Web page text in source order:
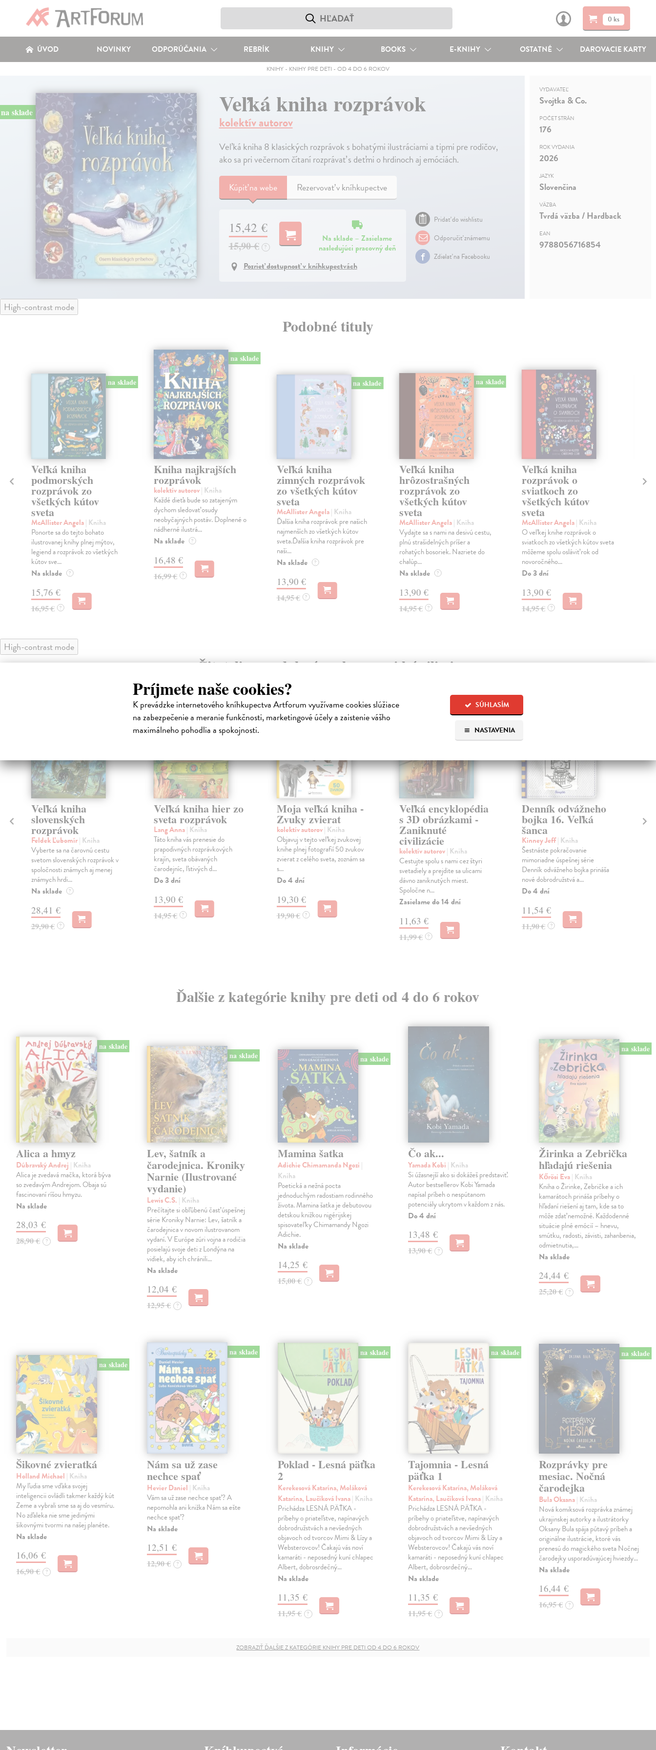
Príjmete naše cookies?
K prevádzke internetového kníhkupectva Artforum využívame cookies slúžiace
na zabezpečenie a meranie funkčnosti, marketingové účely a zaistenie vášho
maximálneho pohodlia a spokojnosti.
SÚHLASÍM
NASTAVENIA
0 ks
ÚVOD NOVINKY ODPORÚČANIA REBRÍK KNIHY BOOKS E-KNIHY OSTATNÉ DAROVACIE KARTY
KNIHY- KNIHY PRE DETI - OD 4 DO 6 ROKOV
na sklade Veľká kniha rozprávok
kolektív autorov
Veľká kniha 8 klasických rozprávok s bohatými ilustráciami a tipmi pre rodičov,
ako sa pri večernom čítaní rozprávať s deťmi o hrdinoch aj emóciách.
Kúpiťna webe Rezervovať v kníhkupectve
15,42 €
15,90 € ?
Na sklade – Zasielame
nasledujúci pracovný deň
Pozrieť dostupnosť v kníhkupectvách
Pridať do wishlistu
Odporučiť známemu
Zdielať na Facebooku
VYDAVATEĽ
Svojtka & Co.
POČET STRÁN
176
ROK VYDANIA
2026
JAZYK
Slovenčina
VÄZBA
Tvrdá väzba / Hardback
EAN
9788056716854
High-contrast mode
Podobné tituly
na sklade
Veľká kniha
podmorských
rozprávok zo
všetkých kútov
sveta
McAllister Angela| Kniha
Ponorte sa do tejto bohato
ilustrovanej knihy plnej mýtov,
legiend a rozprávok zo všetkých
kútov sve...
Na sklade ?
15,76 €
16,95 € ?
na sklade
Kniha najkrajších
rozprávok
kolektív autorov| Kniha
Každé dieťa bude so zatajeným
dychom sledovať osudy
neobyčajných postáv. Doplnené o
nádherné ilustrá...
Na sklade ?
16,48 €
16,99 € ?
na sklade
Veľká kniha
zimných rozprávok
zo všetkých kútov
sveta
McAllister Angela| Kniha
Ďalšia kniha rozprávok pre našich
najmenších zo všetkých kútov
sveta.Ďalšia kniha rozprávok pre
naši...
Na sklade ?
13,90 €
14,95 € ?
na sklade
Veľká kniha
hrôzostrašných
rozprávok zo
všetkých kútov
sveta
McAllister Angela| Kniha
Vydajte sa s nami na desivú cestu,
plnú strašidelných príšer a
rohatých bosoriek. Nazriete do
chalúp...
Na sklade ?
13,90 €
14,95 € ?
Veľká kniha
rozprávok o
sviatkoch zo
všetkých kútov
sveta
McAllister Angela| Kniha
O veľkej knihe rozprávok o
sviatkoch zo všetkých kútov sveta
môžeme spolu osláviť rok od
novoročného...
Do 3 dní
13,90 €
14,95 € ?
High-contrast mode
Čitatelia s podobným vkusom si kúpili aj:
na sklade
Veľká kniha
slovenských
rozprávok
Feldek Ľubomír| Kniha
Vyberte sa na čarovnú cestu
svetom slovenských rozprávok v
spoločnosti známych aj menej
známych hrdi...
Na sklade ?
28,41 €
29,90 € ?
Veľká kniha hier zo
sveta rozprávok
Lang Anna| Kniha
Táto kniha vás prenesie do
prapodivných rozprávkových
krajín, sveta obávaných
čarodejníc, ľstivých d...
Do 3 dní
13,90 €
14,95 € ?
Moja veľká kniha -
Zvuky zvierat
kolektív autorov| Kniha
Objavuj v tejto veľkej zvukovej
knihe plnej fotografií 50 zvukov
zvierat z celého sveta, zoznám sa
s...
Do 4 dní
19,30 €
19,90 € ?
Veľká encyklopédia
s 3D obrázkami -
Zaniknuté
civilizácie
kolektív autorov| Kniha
Cestujte spolu s nami cez štyri
svetadiely a prejdite sa ulicami
dávno zaniknutých miest.
Spoločne n...
Zasielame do 14 dní
11,63 €
11,99 € ?
Denník odvážneho
bojka 16. Veľká
šanca
Kinney Jeff| Kniha
Šestnáste pokračovanie
mimoriadne úspešnej série
Denník odvážneho bojka prináša
nové dobrodružstvá a...
Do 4 dní
11,54 €
11,90 € ?
Ďalšie z kategórie knihy pre deti od 4 do 6 rokov
na sklade
Alica a hmyz
Dúbravský Andrej | Kniha
Alica je zvedavá mačka, ktorá býva
so zvedavým Andrejom. Obaja sú
fascinovaní ríšou hmyzu.
Na sklade
28,03 €
28,90 € ?
na sklade
Lev, šatník a
čarodejnica. Kroniky
Narnie (Ilustrované
vydanie)
Lewis C.S. | Kniha
Prečítajte si obľúbenú časť úspešnej
série Kroniky Narnie: Lev, šatník a
čarodejnica v novom ilustrovanom
vydaní. V Európe zúri vojna a rodičia
posielajú svoje deti z Londýna na
vidiek, aby ich chránili…
Na sklade
12,04 €
12,95 € ?
na sklade
Mamina šatka
Adichie Chimamanda Ngozi |
Kniha
Poetická a nežná pocta
jednoduchým radostiam rodinného
života. Mamina šatka je debutovou
detskou knižkou nigérijskej
spisovateľky Chimamandy Ngozi
Adichie.
Na sklade
14,25 €
15,00 € ?
Čo ak...
Yamada Kobi | Kniha
Si úžasnejší ako si dokážeš predstaviť.
Autor bestsellerov Kobi Yamada
napísal príbeh o nespútanom
potenciály ukrytom v každom z nás.
Do 4 dní
13,48 €
13,90 € ?
na sklade
Žirinka a Zebrička
hľadajú riešenia
Kőrösi Eva| Kniha
Kniha o Žirinke, Zebričke a ich
kamarátoch prináša príbehy o
hľadaní riešení aj tam, kde sa to
môže zdať nemožné. Každodenné
situácie plné emócií – hnevu,
smútku, radosti, závisti, zahanbenia,
odmietnutia,…
Na sklade
24,44 €
25,20 € ?
na sklade
Šikovné zvieratká
Holland Michael | Kniha
My ľudia sme vďaka svojej
inteligencii ovládli takmer každý kút
Zeme a vybrali sme sa aj do vesmíru.
No zďaleka nie sme jedinými
šikovnými tvormi na našej planéte.
Na sklade
16,06 €
16,90 € ?
na sklade
Nám sa už zase
nechce spať
Hevier Daniel | Kniha
Vám sa už zase nechce spať? A
nepomohla ani knižka Nám sa ešte
nechce spať?
Na sklade
12,51 €
12,90 € ?
na sklade
Poklad - Lesná päťka
2
Kerekesová Katarína, Moláková
Katarína, Laučíková Ivana| Kniha
Prichádza LESNÁ PÄŤKA -
príbehy o priateľstve, napínavých
dobrodružstvách a nevšedných
objavoch od tvorcov Mimi & Lízy a
Websterovcov! Čakajú vás noví
kamaráti - neposedný kuní chlapec
Albert, dobrosrdečný…
Na sklade
11,35 €
11,95 € ?
na sklade
Tajomnia - Lesná
päťka 1
Kerekesová Katarína, Moláková
Katarína, Laučíková Ivana| Kniha
Prichádza LESNÁ PÄŤKA -
príbehy o priateľstve, napínavých
dobrodružstvách a nevšedných
objavoch od tvorcov Mimi & Lízy a
Websterovcov! Čakajú vás noví
kamaráti - neposedný kuní chlapec
Albert, dobrosrdečný…
Na sklade
11,35 €
11,95 € ?
na sklade
Rozprávky pre
mesiac. Nočná
čarodejka
Bula Oksana| Kniha
Nová komiksová rozprávka známej
ukrajinskej autorky a ilustrátorky
Oksany Bula spája pútavý príbeh a
originálne ilustrácie, ktoré vás
prenesú do magického sveta Nočnej
čarodejky usporadúvajúcej hviezdy…
Na sklade
16,44 €
16,95 € ?
ZOBRAZIŤ ĎALŠIE Z KATEGÓRIE KNIHY PRE DETI OD 4 DO 6 ROKOV